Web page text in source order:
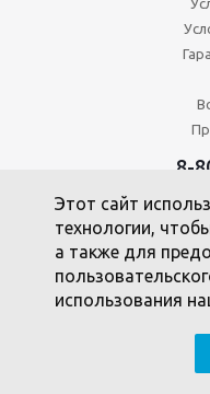
8-
Политика
SEO-продвижение -
Этот сайт
технологии,
а также для
использования